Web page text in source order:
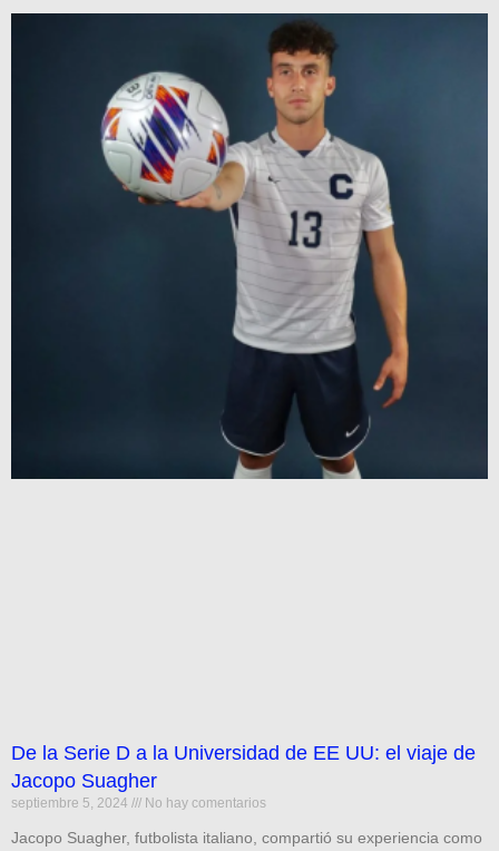
De la Serie D a la Universidad de EE UU: el viaje de
Jacopo Suagher
septiembre 5, 2024 No hay comentarios
Jacopo Suagher, futbolista italiano, compartió su experiencia como